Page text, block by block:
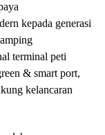
kepada generasi
terminal peti
& smart port,
kelancaran